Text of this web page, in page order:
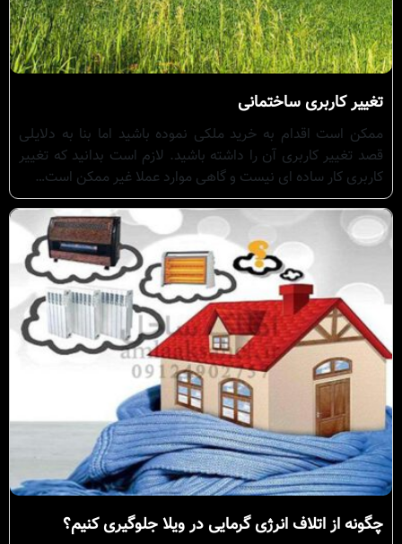
تغییر کاربری ساختمانی
ممکن است اقدام به خرید ملکی نموده باشید اما بنا به دلایلی
قصد تغییر کاربری آن را داشته باشید. لازم است بدانید که تغییر
کاربری کار ساده ای نیست و گاهی موارد عملا غیر ممکن است…
چگونه از اتلاف انرژی گرمایی در ویلا جلوگیری کنیم؟